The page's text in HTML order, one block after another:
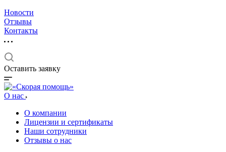
Новости
Отзывы
Контакты
Оставить заявку
О нас
О компании
Лицензии и сертификаты
Наши сотрудники
Отзывы о нас